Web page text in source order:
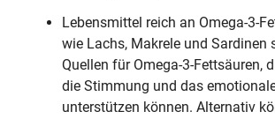
Lebensmittel reich an Omega-3-
wie Lachs, Makrele und Sardinen
Quellen für Omega-3-Fettsäuren,
die Stimmung und das
unterstützen können. Alternativ